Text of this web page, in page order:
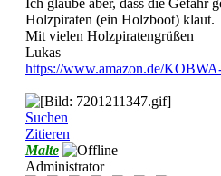
Ich glaube aber, dass die Gefahr
Holzpiraten (ein Holzboot) klaut.
Mit vielen Holzpiratengrüßen
Lukas
https://www.amazon.de/
Suchen
Zitieren
Malte
Administrator